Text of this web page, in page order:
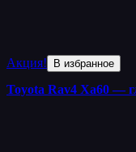
Акция! В избранное
Toyota Rav4 Xa60 —